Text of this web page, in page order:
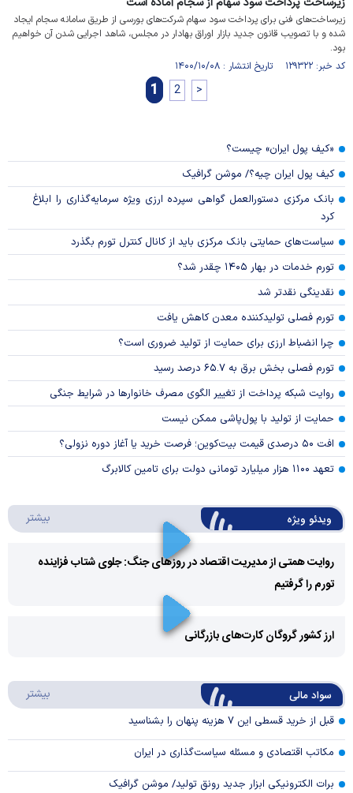
زیرساخت‌های فنی برای پرداخت سود سهام شرکت‌های بورسی از طریق سامانه سجام ایجاد
شده و با تصویب قانون جدید بازار اوراق بهادار در مجلس، شاهد اجرایی شدن آن خواهیم
بود.
کد خبر: ۱۲۹۳۲۲ تاریخ انتشار : ۱۴۰۰/۱۰/۰۸
1 2 >
«کیف پول ایران» چیست؟
کیف پول ایران چیه؟/ موشن گرافیک
بانک مرکزی دستورالعمل گواهی سپرده ارزی ویژه سرمایه‌گذاری را ابلاغ
کرد
سیاست‌های حمایتی بانک مرکزی باید از کانال کنترل تورم بگذرد
تورم خدمات در بهار ۱۴۰۵ چقدر شد؟
نقدینگی نقدتر شد
تورم فصلی تولیدکننده معدن کاهش یافت
چرا انضباط ارزی برای حمایت از تولید ضروری است؟
تورم فصلی بخش برق به ۶۵.۷ درصد رسید
روایت شبکه پرداخت از تغییر الگوی مصرف خانوار‌ها در شرایط جنگی
حمایت از تولید با پول‌پاشی ممکن نیست
افت ۵۰ درصدی قیمت بیت‌کوین؛ فرصت خرید یا آغاز دوره نزولی؟
تعهد ۱۱۰۰ هزار میلیارد تومانی دولت برای تامین کالابرگ
ویدئو ویژه بیشتر
Play
Video
روایت همتی از مدیریت اقتصاد در روزهای جنگ: جلوی شتاب فزاینده
تورم را گرفتیم
Video
ارز کشور گروگان کارت‌های بازرگانی
سواد مالی بیشتر
قبل از خرید قسطی این ۷ هزینه پنهان را بشناسید
مکاتب اقتصادی و مسئله سیاست‌گذاری در ایران
برات الکترونیکی ابزار جدید رونق تولید/ موشن گرافیک